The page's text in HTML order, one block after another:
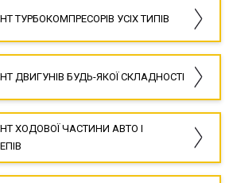
ТУРБОКОМПРЕСОРІВ УСІХ ТИПІВ
ДВИГУНІВ БУДЬ-ЯКОЇ СКЛАДНОСТІ
ХОДОВОЇ ЧАСТИНИ АВТО І